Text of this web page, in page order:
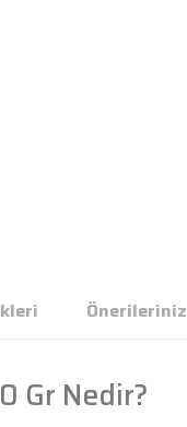
Önerileriniz
Gr Nedir?